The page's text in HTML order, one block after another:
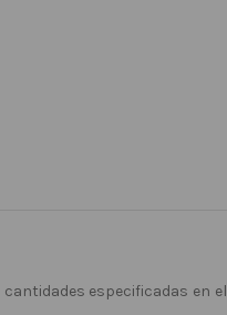
especificadas en